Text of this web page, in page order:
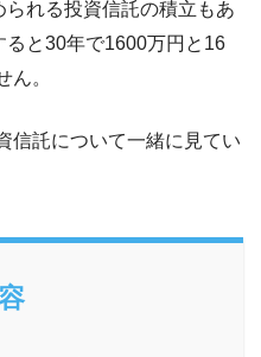
れる投資信託の積立もあ
ると30年で1600万円と16
ん。
信託について一緒に見てい